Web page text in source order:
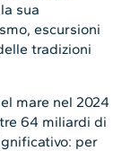
sua
escursioni
tradizioni
mare nel 2024
64 miliardi di
per